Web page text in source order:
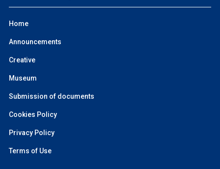
Home
Announcements
Creative
Museum
Submission of documents
Cookies Policy
Privacy Policy
Terms of Use